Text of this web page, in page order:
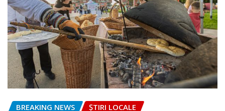
BREAKING NEWS ȘTIRI LOCALE